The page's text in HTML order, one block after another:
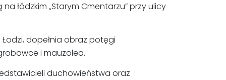
łódzkim „Starym Cmentarzu” przy ulicy
dopełnia obraz potęgi
i mauzolea.
duchowieństwa oraz